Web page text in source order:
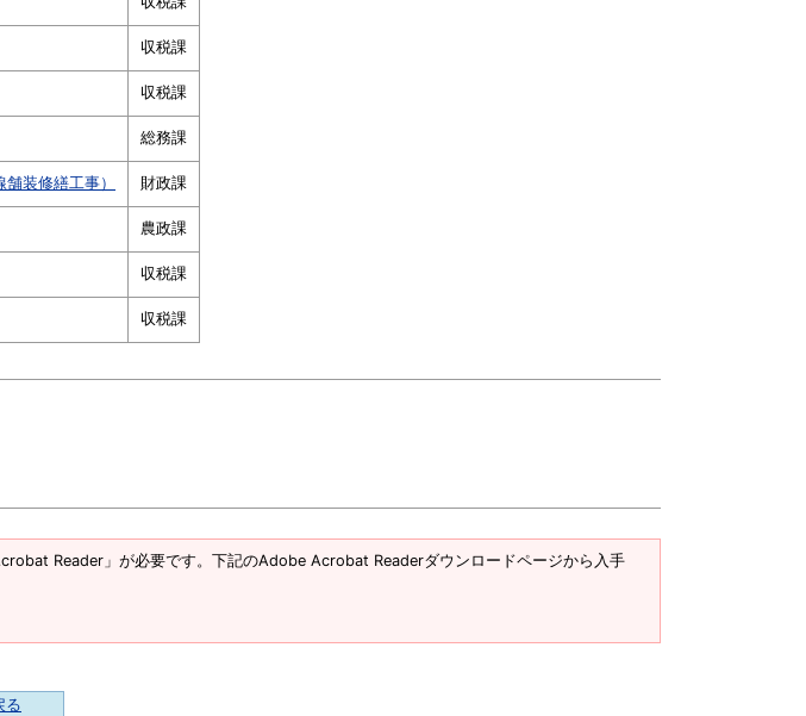
収税課
収税課
総務課
装修繕工事） 財政課
農政課
収税課
収税課
Reader」が必要です。下記のAdobe Acrobat Readerダウンロードページから入手
る